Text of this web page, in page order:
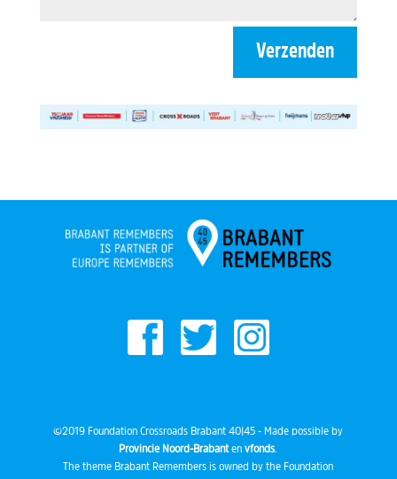
Verzenden
©2019 Foundation Crossroads Brabant 40|45 - Made possible by
Provincie Noord-Brabantenvfonds
The theme Brabant Remembers is owned by the Foundation